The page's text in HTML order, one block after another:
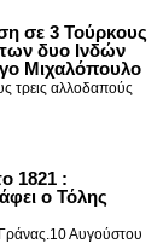
σε 3 Τούρκους
δυο Ινδών
Μιχαλόπουλο
τρεις αλλοδαπούς
1821 :
ο Τόλης
Αυγούστου